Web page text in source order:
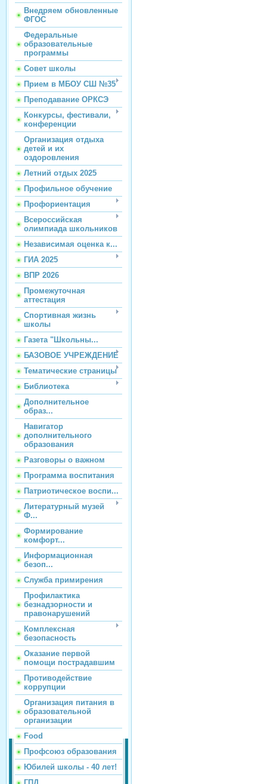
Внедряем обновленные
ФГОС
Федеральные
образовательные
программы
Совет школы
Прием в МБОУ СШ №35
Преподавание ОРКСЭ
Конкурсы, фестивали,
конференции
Организация отдыха
детей и их
оздоровления
Летний отдых 2025
Профильное обучение
Профориентация
Всероссийская
олимпиада школьников
Независимая оценка к...
ГИА 2025
ВПР 2026
Промежуточная
аттестация
Спортивная жизнь
школы
Газета "Школьны...
БАЗОВОЕ УЧРЕЖДЕНИЕ
Тематические страницы
Библиотека
Дополнительное
образ...
Навигатор
дополнительного
образования
Разговоры о важном
Программа воспитания
Патриотическое воспи...
Литературный музей
Ф...
Формирование
комфорт...
Информационная
безоп...
Служба примирения
Профилактика
безнадзорности и
правонарушений
Комплексная
безопасность
Оказание первой
помощи пострадавшим
Противодействие
коррупции
Организация питания в
образовательной
организации
Food
Профсоюз образования
Юбилей школы - 40 лет!